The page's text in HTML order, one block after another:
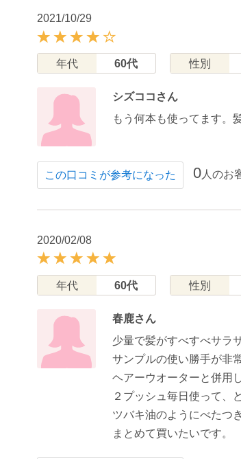
2021/10/29
年代 60代 性別
シズココさん
もう何本も使ってます。
この口コミが参考になった 0人のお
2020/02/08
年代 60代 性別
春鹿さん
少量で髪がすべすべサラ
サンプルの使い勝手が非
ヘアーウオーターと併用
２プッシュ毎日使って、
ツバキ油のようにべたつ
まとめて買いたいです。